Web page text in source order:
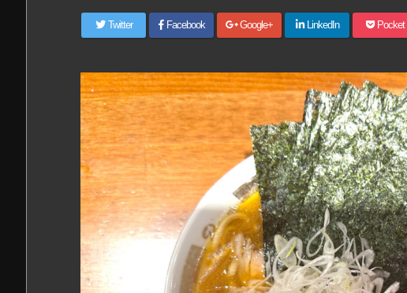
Twitter Facebook Google+ LinkedIn Pocket